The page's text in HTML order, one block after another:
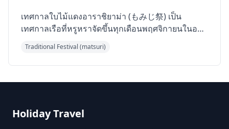
เทศกาลใบไม้แดงอาราชิยาม่า (もみじ祭) เป็น
เทศกาลเรือที่หรูหราจัดขึ้นทุกเดือนพฤศจิกายนในอา
เปลี่ยนสีที่มีชื่อเ...
Traditional Festival (matsuri)
Holiday Travel